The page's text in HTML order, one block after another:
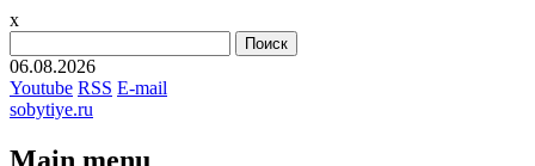
x
06.08.2026
Youtube RSS E-mail
sobytiye.ru